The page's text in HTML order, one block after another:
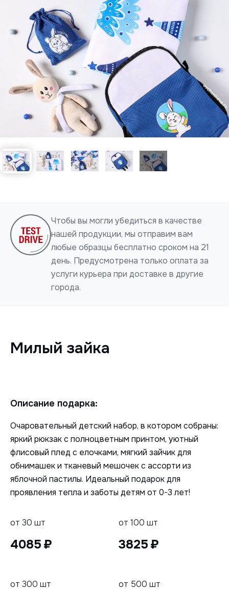
Чтобы вы могли убедиться в качестве
нашей продукции, мы отправим вам
любые образцы бесплатно сроком на 21
день. Предусмотрена только оплата за
услуги курьера при доставке в другие
города.
Милый зайка
Описание подарка:
Очаровательный детский набор, в котором собраны:
яркий рюкзак с полноцветным принтом, уютный
флисовый плед с елочками, мягкий зайчик для
обнимашек и тканевый мешочек с ассорти из
яблочной пастилы. Идеальный подарок для
проявления тепла и заботы детям от 0-3 лет!
от 30 шт
4085
от 100 шт
3825
от 300 шт от 500 шт
Нажимая на кнопку, я даю согласие на обработку